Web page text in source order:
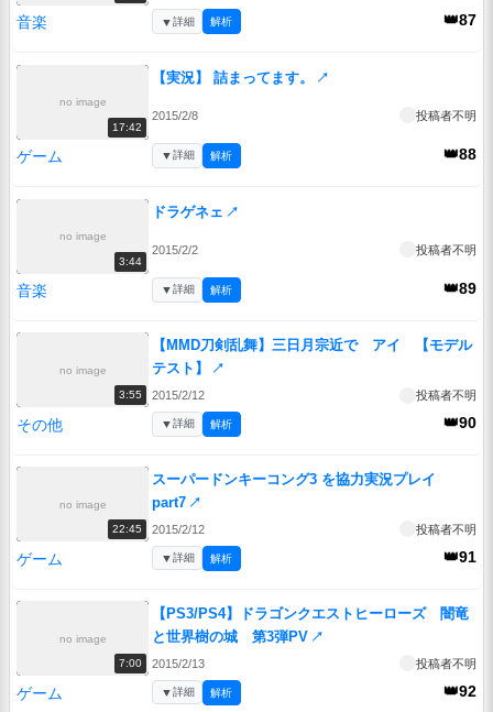
音楽 👑87
▼詳細 解析
no image
17:42
【実況】 詰まってます。 ↗
2015/2/8 投稿者不明
ゲーム 👑88
▼詳細 解析
no image
3:44
ドラゲネェ ↗
2015/2/2 投稿者不明
音楽 👑89
▼詳細 解析
no image
3:55
【MMD刀剣乱舞】三日月宗近で アイ 【モデル
テスト】
↗
2015/2/12 投稿者不明
その他 👑90
▼詳細 解析
no image
22:45
スーパードンキーコング3 を協力実況プレイ
part7 ↗
2015/2/12 投稿者不明
ゲーム 👑91
▼詳細 解析
no image
7:00
【PS3/PS4】ドラゴンクエストヒーローズ 闇竜
と世界樹の城 第3弾PV ↗
2015/2/13 投稿者不明
ゲーム 👑92
▼詳細 解析